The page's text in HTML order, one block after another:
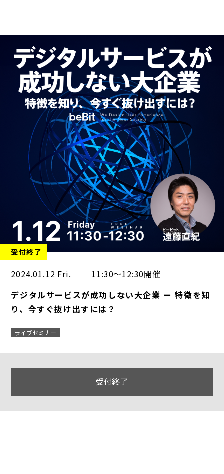
受付終了
2024.01.12 Fri.
11:30～12:30開催
デジタルサービスが成功しない大企業 ー 特徴を知
り、今すぐ抜け出すには？
ライブセミナー
受付終了